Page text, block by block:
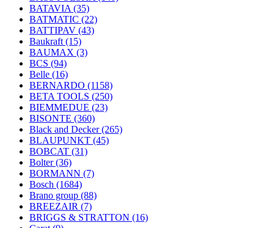
BATAVIA (35)
BATMATIC (22)
BATTIPAV (43)
Baukraft (15)
BAUMAX (3)
BCS (94)
Belle (16)
BERNARDO (1158)
BETA TOOLS (250)
BIEMMEDUE (23)
BISONTE (360)
Black and Decker(265)
BLAUPUNKT (45)
BOBCAT (31)
Bolter(36)
BORMANN (7)
Bosch (1684)
Brano group (88)
BREEZAIR (7)
BRIGGS & STRATTON (16)